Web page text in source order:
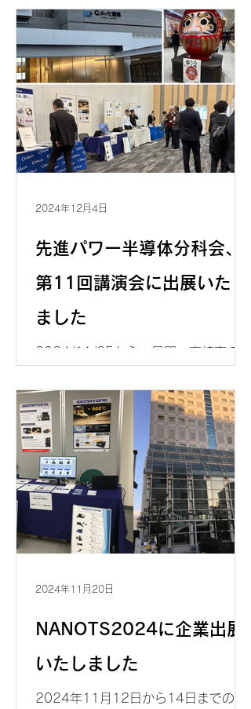
れた「第72回応用物理学会 春季学術
講演会（JSAP EXPO Spring 2025）
に企業出展いたしました。 多くの来場
者にシグナトーン社の商品、高圧デバ
イス用ソリューションの紹介をさせて
いただき...
先進パワー半導体分科会、
第11回講演会に出展いたし
ました
2024/11/25から２日間、高崎市のG
半導体分科会・第11回講演会に企業出
展し、Signatone社の高温チャックな
どのご紹介をさせていただきました。
弊社ブースにお立ち寄り頂いた参加者
の皆様に感謝いたします。
2024年12月4日
NANOTS2024に企業出展
いたしました
2024年11月12日から14日までの３
2024年11月20日